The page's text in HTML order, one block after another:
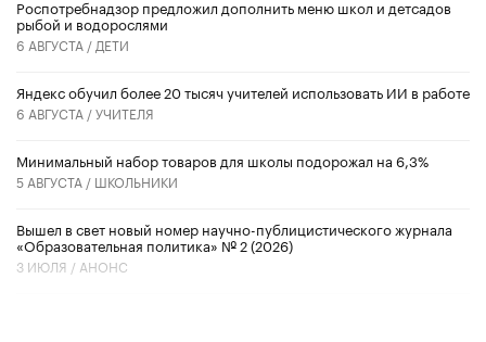
Роспотребнадзор предложил дополнить меню школ и детсадов
рыбой и водорослями
6 АВГУСТА / ДЕТИ
​Яндекс обучил более 20 тысяч учителей использовать ИИ в работе
6 АВГУСТА /УЧИТЕЛЯ
Минимальный набор товаров для школы подорожал на 6,3%
5 АВГУСТА / ШКОЛЬНИКИ
Вышел в свет новый номер научно-публицистического журнала
«Образовательная политика» № 2 (2026)
3 ИЮЛЯ / АНОНС